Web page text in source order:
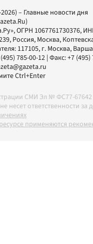
– Главные новости дня
, ОГРН 1067761730376,
Россия, Москва,
117105, г. Москва,
785-00-12| Факс:+7 (495)
Ctrl+Enter
СМИ Эл № ФС77-
не несет ответственности
применяются